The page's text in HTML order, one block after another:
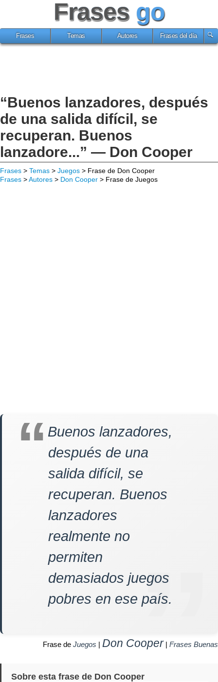
Frases go
Frases Temas Autores Frases del día
“Buenos lanzadores, después
de una salida difícil, se
recuperan. Buenos
lanzadore...” — Don Cooper
Frases > Temas > Juegos > Frase de Don Cooper
Frases >Autores > Don Cooper > Frase de Juegos
Buenos lanzadores,
después de una
salida difícil, se
recuperan. Buenos
lanzadores
realmente no
permiten
demasiados juegos
pobres en ese país.
Frase de Juegos | Don Cooper| Frases Buenas
Sobre esta frase de Don Cooper